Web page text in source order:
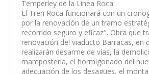
Temperley de la Línea Roca.
El Tren Roca funcionará con un
por la renovación de un tramo
recorrido seguro y eficaz". Obra que
renovación del viaducto Barracas, en
realizarán desarme de vías, la
mampostería, el hormigonado del
adecuación de los desagües, el